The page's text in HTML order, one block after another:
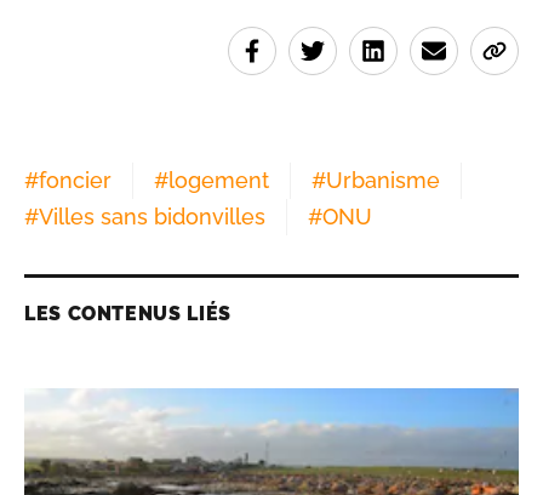
#foncier #logement #Urbanisme
#Villes sans bidonvilles #ONU
LES CONTENUS LIÉS